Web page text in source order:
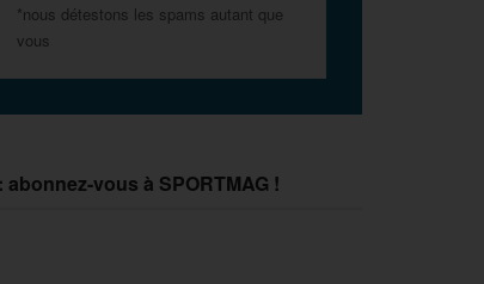
*nous détestons les spams autant que
vous
abonnez-vous à SPORTMAG !